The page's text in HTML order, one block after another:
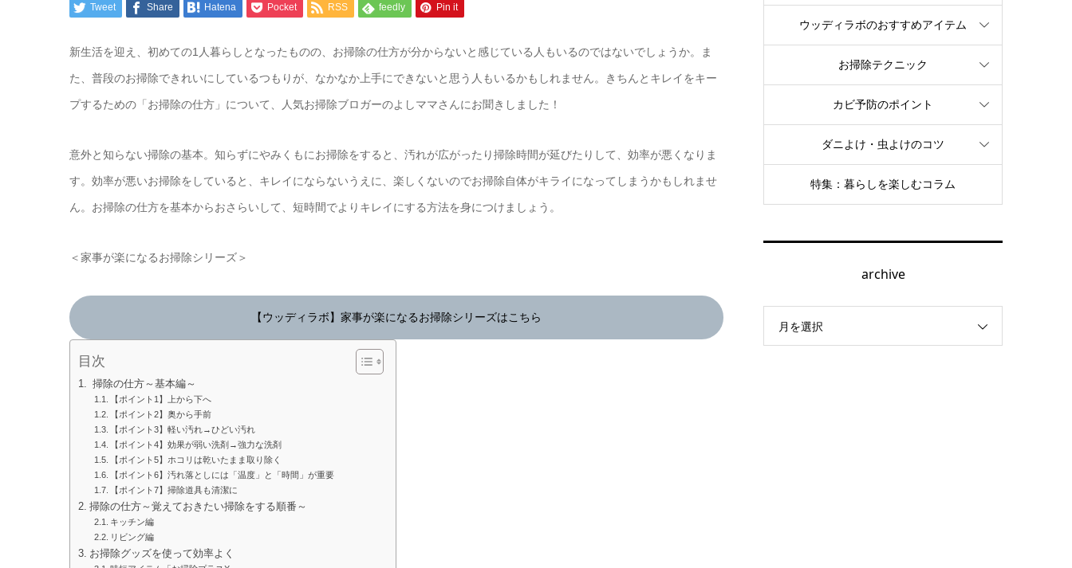
Tweet Share Hatena Pocket RSS feedly Pin it
新生活を迎え、初めての1人暮らしとなったものの、お掃除の仕方が分からないと感じている人もいるのではないでしょうか。ま
た、普段のお掃除できれいにしているつもりが、なかなか上手にできないと思う人もいるかもしれません。きちんとキレイをキー
プするための「お掃除の仕方」について、人気お掃除ブロガーのよしママさんにお聞きしました！
意外と知らない掃除の基本。知らずにやみくもにお掃除をすると、汚れが広がったり掃除時間が延びたりして、効率が悪くなりま
す。効率が悪いお掃除をしていると、キレイにならないうえに、楽しくないのでお掃除自体がキライになってしまうかもしれませ
ん。お掃除の仕方を基本からおさらいして、短時間でよりキレイにする方法を身につけましょう。
＜家事が楽になるお掃除シリーズ＞
【ウッディラボ】家事が楽になるお掃除シリーズはこちら
目次
掃除の仕方～基本編～
【ポイント1】上から下へ
【ポイント2】奥から手前
【ポイント3】軽い汚れ→ひどい汚れ
【ポイント4】効果が弱い洗剤→強力な洗剤
【ポイント5】ホコリは乾いたまま取り除く
【ポイント6】汚れ落としには「温度」と「時間」が重要
【ポイント7】掃除道具も清潔に
掃除の仕方～覚えておきたい掃除をする順番～
キッチン編
リビング編
お掃除グッズを使って効率よく
ウッディラボのおすすめアイテム
お掃除テクニック
カビ予防のポイント
ダニよけ・虫よけのコツ
特集：暮らしを楽しむコラム
archive
月を選択